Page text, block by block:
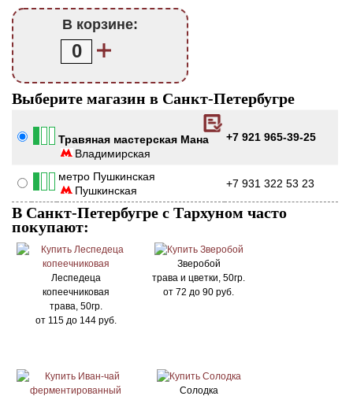
В корзине:
0
Выберите магазин в Санкт-Петербугре
Травяная мастерская Мана
Владимирская
+7 921 965-39-25
метро Пушкинская
Пушкинская
+7 931 322 53 23
В Санкт-Петербугре с Тархуном часто
покупают:
Леспедеца
копеечниковая
трава, 50гр.
от 115до 144 руб.
Зверобой
трава и цветки, 50гр.
от 72 до 90 руб.
Солодка